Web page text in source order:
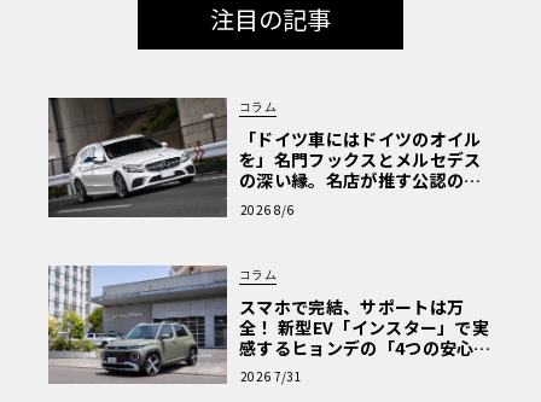
注目の記事
コラム
「ドイツ車にはドイツのオイル
を」名門フックスとメルセデス
の深い縁。名店が推す公認の安
心と、Cクラスで味わうシルキー
な走り〈PR〉
2026 8/6
コラム
スマホで完結、サポートは万
全！ 新型EV「インスター」で実
感するヒョンデの「4つの安心」
【第1回・ヒョンデ6つの疑問：
Why? Hyundai?】〈PR〉
2026 7/31